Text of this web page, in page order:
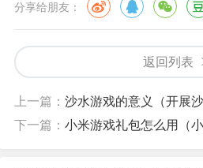
分享给朋友：
返回列表
上一篇： 沙水游戏的意义（开展
下一篇： 小米游戏礼包怎么用（